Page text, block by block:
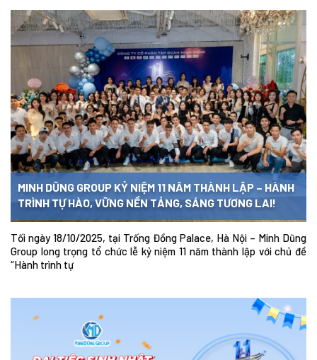
MINH DŨNG GROUP KỶ NIỆM 11 NĂM THÀNH LẬP – HÀNH
TRÌNH TỰ HÀO, VỮNG NỀN TẢNG, SÁNG TƯƠNG LAI!
Tối ngày 18/10/2025, tại Trống Đồng Palace, Hà Nội – Minh Dũng
Group long trọng tổ chức lễ kỷ niệm 11 năm thành lập với chủ đề
“Hành trình tự